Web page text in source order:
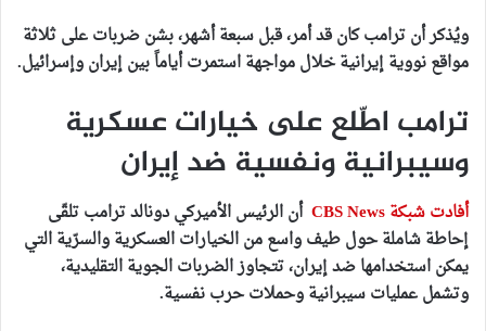
ويُذكر أن ترامب كان قد أمر، قبل سبعة أشهر، بشن ضربات على ثلاثة
مواقع نووية إيرانية خلال مواجهة استمرت أياماً بين إيران وإسرائيل.
ترامب اطّلع على خيارات عسكرية
وسيبرانية ونفسية ضد إيران
أفادت شبكة CBS News
أن الرئيس الأميركي دونالد ترامب تلقّى
إحاطة شاملة حول طيف واسع من الخيارات العسكرية والسرّية التي
يمكن استخدامها ضد إيران، تتجاوز الضربات الجوية التقليدية،
وتشمل عمليات سيبرانية وحملات حرب نفسية.